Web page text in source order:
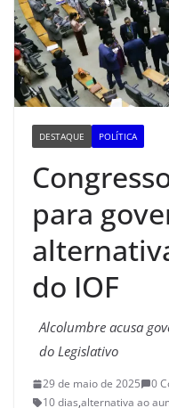
DESTAQUE POLÍTICA
para
do IOF
Alcolumbre acusa
do Legislativo
29 de maio de 2025
0
10 dias,alternativa ao